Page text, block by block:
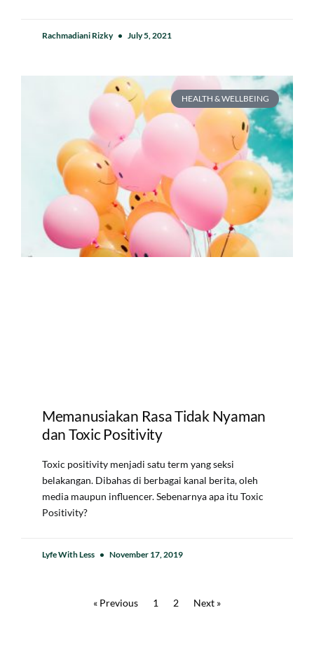
Rachmadiani Rizky July 5, 2021
HEALTH & WELLBEING
Memanusiakan Rasa Tidak Nyaman
dan Toxic Positivity
Toxic positivity menjadi satu term yang seksi
belakangan. Dibahas di berbagai kanal berita, oleh
media maupun influencer. Sebenarnya apa itu Toxic
Positivity?
Lyfe With Less November 17, 2019
« Previous 1 2 Next »